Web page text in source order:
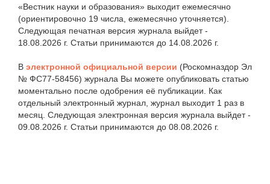
«Вестник науки и образования» выходит ежемесячно
(ориентировочно 19 числа, ежемесячно уточняется).
Следующая печатная версия журнала выйдет -
18.08.2026 г. Статьи принимаются до 14.08.2026 г.
В электронной официальной версии (Роскомназдор Эл
№ ФС77-58456) журнала Вы можете опубликовать статью
моментально после одобрения её публикации. Как
отдельный электронный журнал, журнал выходит 1 раз в
месяц. Следующая электронная версия журнала выйдет -
09.08.2026 г. Статьи принимаются до 08.08.2026 г.